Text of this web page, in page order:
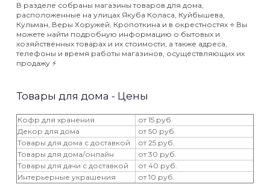
В разделе собраны магазины товаров для дома,
расположенные на улицах Якуба Коласа, Куйбышева,
Кульман, Веры Хоружей, Кропоткина и в окрестностях ⭐️ Вы
можете найти подробную информацию о бытовых и
хозяйственных товарах и их стоимости, а также адреса,
телефоны и время работы магазинов, осуществляющих их
продажу ⚡️
Товары для дома - Цены
Кофр для хранения
от 15 руб.
Декор для дома
от 50 руб.
Товары для дома с доставкой
от 25 руб.
Товары для дома/онлайн
от 30 руб.
Товары для дачи с доставкой
от 40 руб.
Интерьерные украшения
от 10 руб.